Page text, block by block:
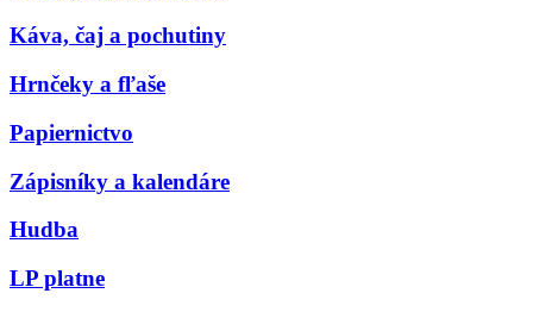
Káva, čaj a pochutiny
Hrnčeky a fľaše
Papiernictvo
Zápisníky a kalendáre
Hudba
LP platne